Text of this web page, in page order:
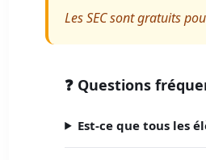
Les SEC sont gratuits
❓ Questions
Est-ce que tous les